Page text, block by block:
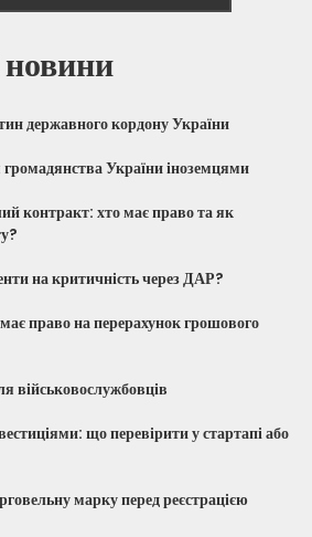
державного кордону України
громадянства України іноземцями
контракт: хто має право та як
на критичність через ДАР?
право на перерахунок грошового
військовослужбовців
що перевірити у стартапі або
марку перед реєстрацією